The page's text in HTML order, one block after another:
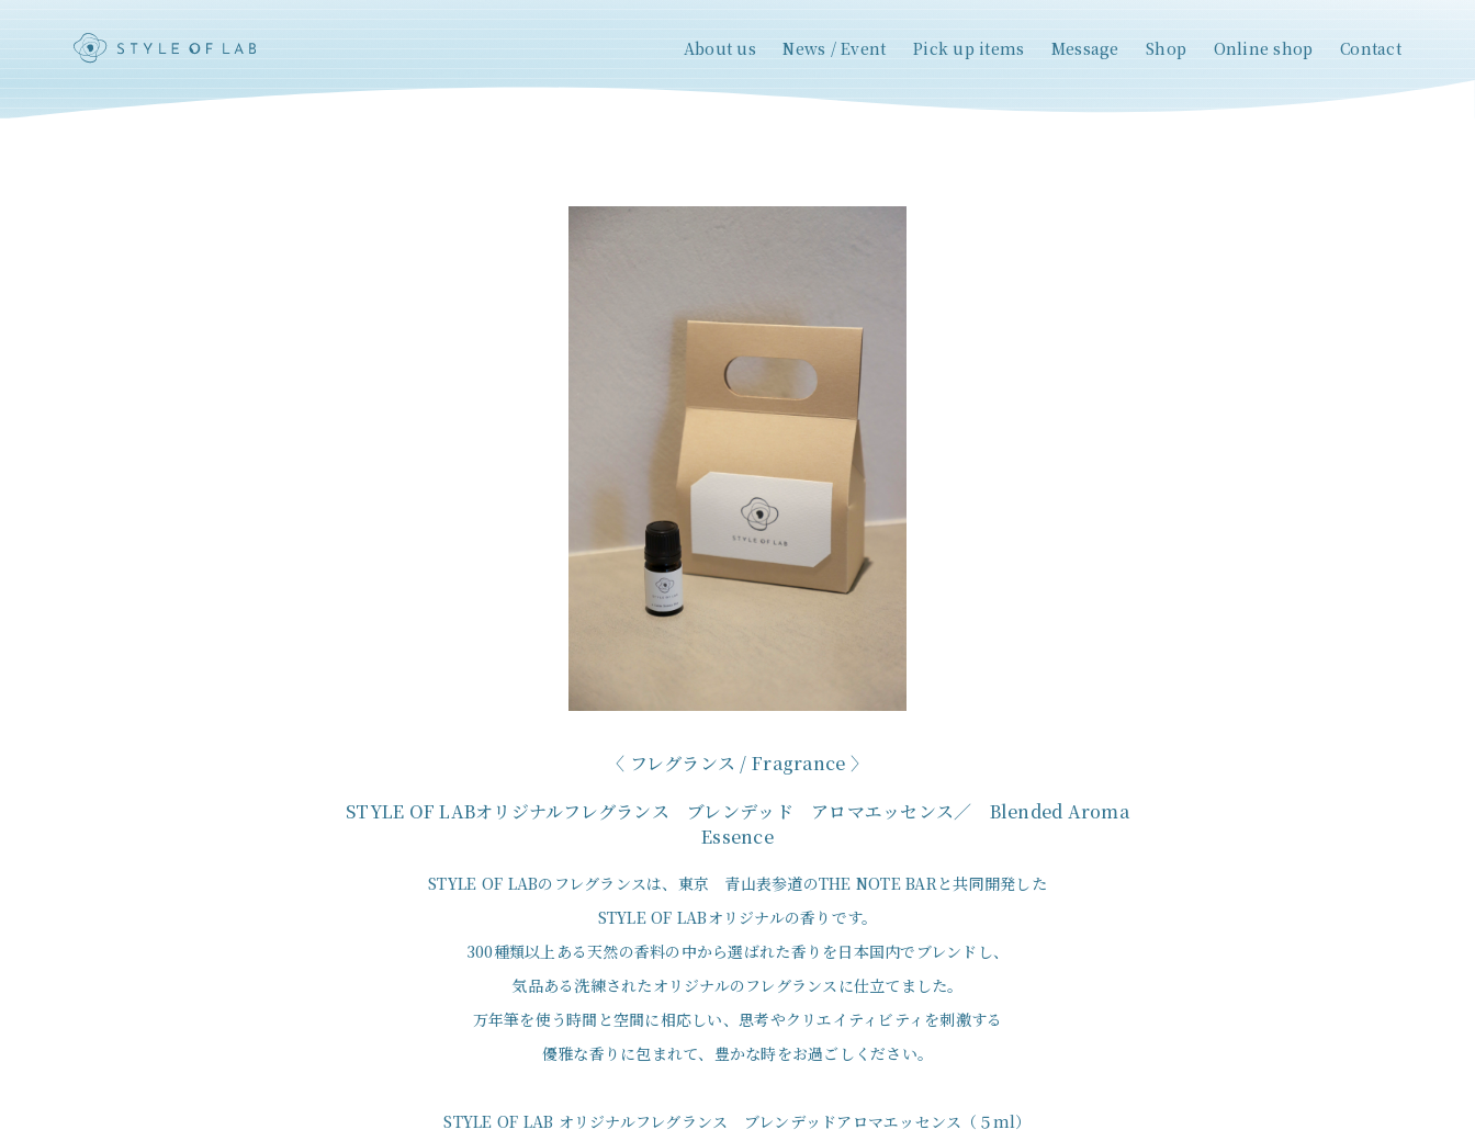
About us News / Event Pick up items Message Shop Online shop Contact
フレグランス / Fragrance
STYLE OF LABオリジナルフレグランス ブレンデッド アロマエッセンス／ Blended Aroma
Essence
STYLE OF LABのフレグランスは、東京 青山表参道のTHE NOTE BARと共同開発した
STYLE OF LABオリジナルの香りです。
300種類以上ある天然の香料の中から選ばれた香りを日本国内でブレンドし、
気品ある洗練されたオリジナルのフレグランスに仕立てました。
万年筆を使う時間と空間に相応しい、思考やクリエイティビティを刺激する
優雅な香りに包まれて、豊かな時をお過ごしください。
STYLE OF LAB オリジナルフレグランス ブレンデッドアロマエッセンス（５ml）